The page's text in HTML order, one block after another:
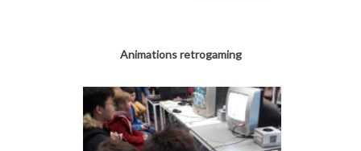
Animations retrogaming